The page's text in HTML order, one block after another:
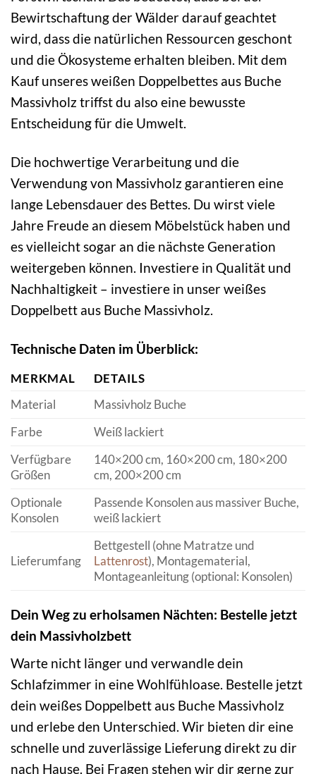
Bewirtschaftung der Wälder darauf geachtet
wird, dass die natürlichen Ressourcen geschont
und die Ökosysteme erhalten bleiben. Mit dem
Kauf unseres weißen Doppelbettes aus Buche
Massivholz triffst du also eine bewusste
Entscheidung für die Umwelt.
Die hochwertige Verarbeitung und die
Verwendung von Massivholz garantieren eine
lange Lebensdauer des Bettes. Du wirst viele
Jahre Freude an diesem Möbelstück haben und
es vielleicht sogar an die nächste Generation
weitergeben können. Investiere in Qualität und
Nachhaltigkeit – investiere in unser weißes
Doppelbett aus Buche Massivholz.
Technische Daten im Überblick:
MERKMAL
DETAILS
Material
Massivholz Buche
Farbe
Weiß lackiert
Verfügbare
Größen
140×200 cm, 160×200 cm, 180×200
cm, 200×200 cm
Optionale
Konsolen
Passende Konsolen aus massiver Buche,
weiß lackiert
Lieferumfang
Bettgestell (ohne Matratze und
Lattenrost), Montagematerial,
Montageanleitung (optional: Konsolen)
Dein Weg zu erholsamen Nächten: Bestelle jetzt
dein Massivholzbett
Warte nicht länger und verwandle dein
Schlafzimmer in eine Wohlfühloase. Bestelle jetzt
dein weißes Doppelbett aus Buche Massivholz
und erlebe den Unterschied. Wir bieten dir eine
schnelle und zuverlässige Lieferung direkt zu dir
nach Hause. Bei Fragen stehen wir dir gerne zur